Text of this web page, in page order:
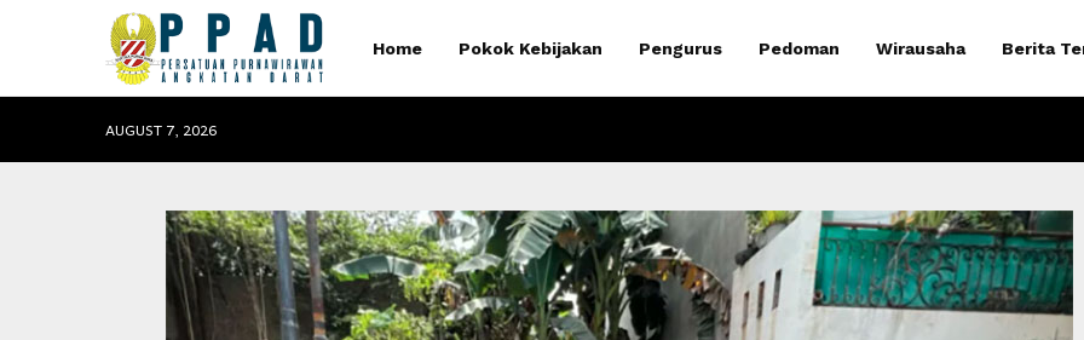
Home Pokok Kebijakan Pengurus Pedoman Wirausaha Berita
AUGUST 7, 2026